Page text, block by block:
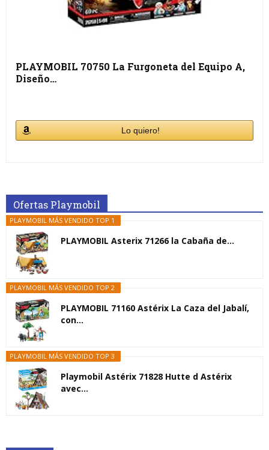
PLAYMOBIL 70750 La Furgoneta del Equipo A,
Diseño…
Lo quiero!
Ofertas Playmobil
PLAYMOBIL MÁS VENDIDO TOP 1
PLAYMOBIL Asterix 71266 la Cabaña de...
PLAYMOBIL MÁS VENDIDO TOP 2
PLAYMOBIL 71160 Astérix La Caza del Jabalí,
con...
PLAYMOBIL MÁS VENDIDO TOP 3
Playmobil Astérix 71828 Hutte d Astérix
avec...